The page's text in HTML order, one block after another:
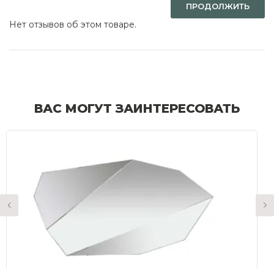
ПРОДОЛЖИТЬ
Нет отзывов об этом товаре.
ВАС МОГУТ ЗАИНТЕРЕСОВАТЬ